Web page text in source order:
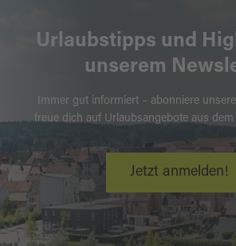
Urlaubstipps und
unserem
Immer gut informiert – abonniere
freue dich auf Urlaubsangebote aus dem
Jetzt anmelden!